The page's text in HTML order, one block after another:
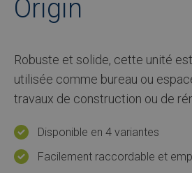
Origin
Robuste et solide, cette unité
utilisée comme bureau ou
travaux de construction ou de
Disponible en 4 variantes
Facilement raccordable et